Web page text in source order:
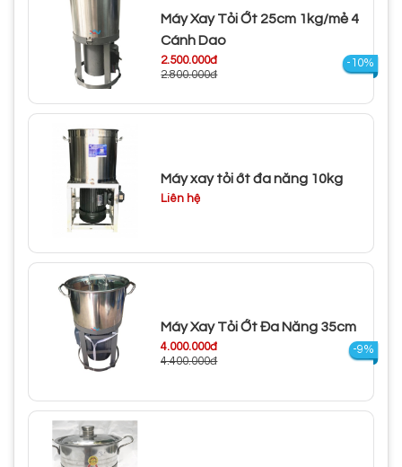
Máy Xay Tỏi Ớt 25cm 1kg/mẻ 4
Cánh Dao
2.500.000đ
2.800.000đ
-10%
Máy xay tỏi ớt đa năng 10kg
Liên hệ
Máy Xay Tỏi Ớt Đa Năng 35cm
4.000.000đ
4.400.000đ
-9%